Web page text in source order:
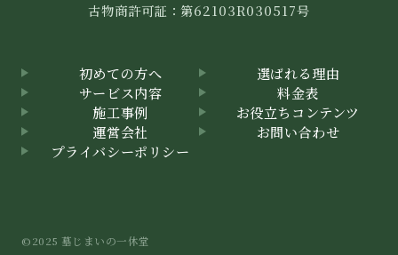
古物商許可証：第62103R030517号
初めての方へ
選ばれる理由
サービス内容
料金表
施工事例
お役立ちコンテンツ
運営会社
お問い合わせ
プライバシーポリシー
©2025 墓じまいの一休堂